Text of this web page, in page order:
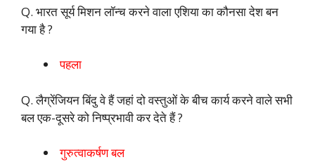
Q. भारत सूर्य मिशन लॉन्च करने वाला एशिया का कौनसा देश बन
गया है ?
पहला
Q. लैग्रेंजियन बिंदु वे हैं जहां दो वस्तुओं के बीच कार्य करने वाले सभी
बल एक-दूसरे को निष्प्रभावी कर देते हैं ?
गुरुत्वाकर्षण बल